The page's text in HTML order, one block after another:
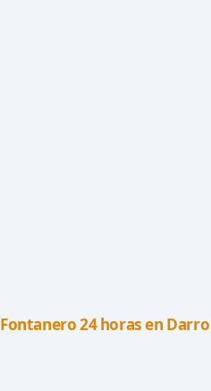
Fontanero 24 horas en Darro